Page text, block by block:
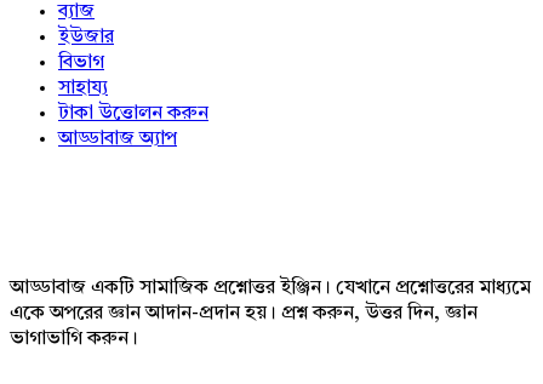
ব্যাজ
ইউজার
বিভাগ
সাহায্য
টাকা উত্তোলন করুন
আড্ডাবাজ অ্যাপ
আড্ডাবাজ একটি সামাজিক প্রশ্নোত্তর ইঞ্জিন। যেখানে প্রশ্নোত্তরের মাধ্যমে
একে অপরের জ্ঞান আদান-প্রদান হয়। প্রশ্ন করুন, উত্তর দিন, জ্ঞান
ভাগাভাগি করুন।